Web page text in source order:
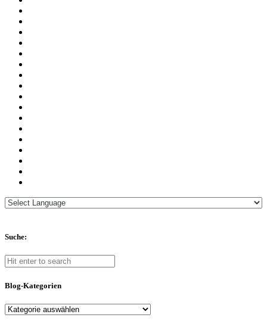
Suche:
Blog-Kategorien
Blog-